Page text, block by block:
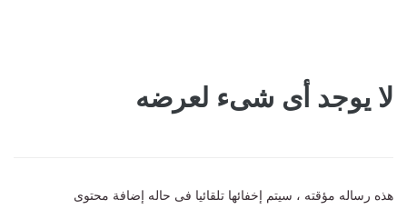
لا يوجد أى شىء لعرضه
هذه رساله مؤقته ، سيتم إخفائها تلقائيا فى حاله إضافة محتوى